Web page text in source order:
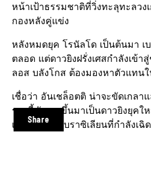
Share
หน้าเป้าธรรมชาติ​ที่วิ่งทะลุทะลวง
กองหลังคู่แข่ง​
หลังหมดยุค​ โรนัลโด​ เป็นต้นมา​ เ
ตลอด​ แต่ดาวยิงฝรั่งเศส​กำลังเข้
ลอส บลังโกส​ ต้องมองหาตัวแทนใ
เชื่อว่า​ อันเชล็อตติ​ น่าจะขัดเกลา
รายนี้พัฒนาขึ้นมาเป็นดาวยิงยุคใ
เนียร์​ แนวรุกบราซิเลียนที่กำลังเฉิ